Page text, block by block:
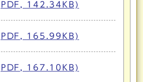
142.34KB)
165.99KB)
167.10KB)